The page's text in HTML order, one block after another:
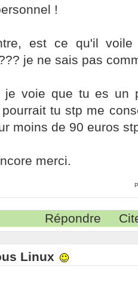
!
est ce qu'il
je ne sais pas
je voie que tu es un
tu stp me
moins de 90 euros
merci.
Répondre
Linux